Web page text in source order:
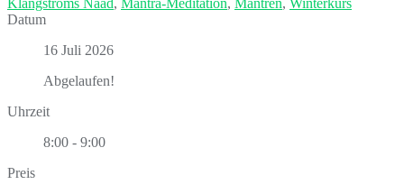
Datum
16 Juli 2026
Abgelaufen!
Uhrzeit
8:00 - 9:00
Preis